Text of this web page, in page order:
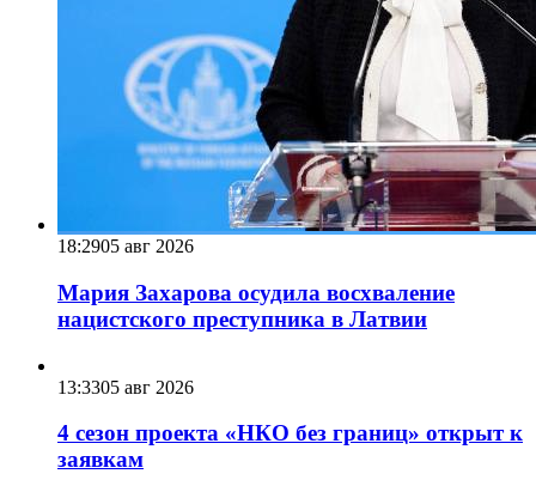
18:2905 авг 2026
Мария Захарова осудила восхваление
нацистского преступника в Латвии
13:3305 авг 2026
4 сезон проекта «НКО без границ» открыт к
заявкам